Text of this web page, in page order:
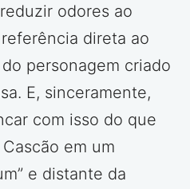
odores ao
direta ao
personagem criado
E, sinceramente,
com isso do que
em um
e distante da